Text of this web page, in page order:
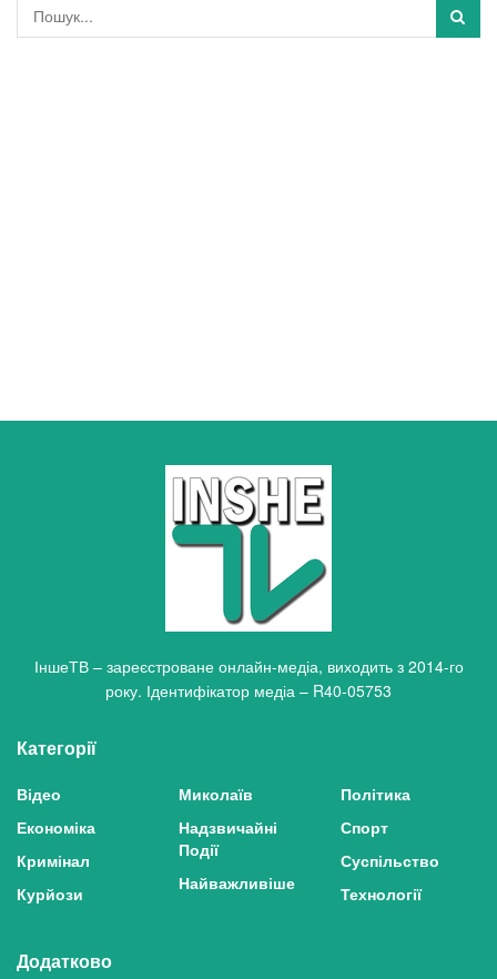
ІншеТВ – зареєстроване онлайн-медіа, виходить з 2014-го
року. Ідентифікатор медіа – R40-05753
Категорії
Відео
Економіка
Кримінал
Курйози
Миколаїв
Надзвичайні
Події
Найважливіше
Політика
Спорт
Суспільство
Технології
Додатково